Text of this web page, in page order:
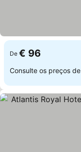
De € 96
Consulte os preços de